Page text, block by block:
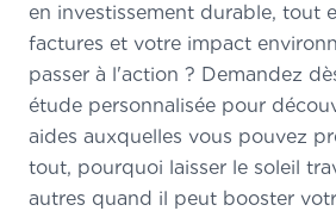
en investissement durable, tout
factures et votre impact
passer à l'action ? Demandez
étude personnalisée pour
aides auxquelles vous pouvez
tout, pourquoi laisser le soleil
autres quand il peut booster